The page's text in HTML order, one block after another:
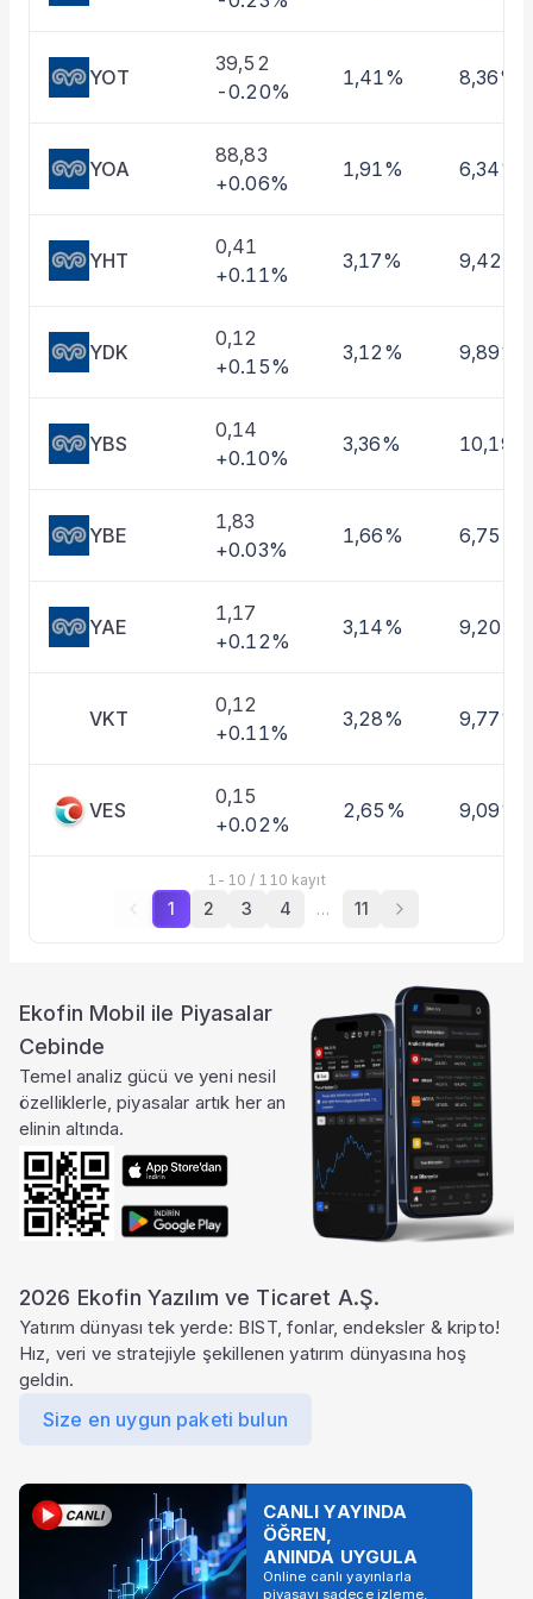
YOT
39,52
-0.20%
1,41% 8,36%
YOA
88,83
+0.06%
1,91% 6,34%
YHT
0,41
+0.11%
3,17% 9,42%
YDK
0,12
+0.15%
3,12% 9,89%
YBS
0,14
+0.10%
3,36% 10,19%
YBE
1,83
+0.03%
1,66% 6,75%
YAE
1,17
+0.12%
3,14% 9,20%
VKT
0,12
+0.11%
3,28% 9,77%
VES
0,15
+0.02%
2,65% 9,09%
1 - 10 / 110 kayıt
1 2 3 4 … 11
Ekofin Mobil ile Piyasalar
Cebinde
Temel analiz gücü ve yeni nesil
özelliklerle, piyasalar artık her an
elinin altında.
2026 Ekofin Yazılım ve Ticaret A.Ş.
Yatırım dünyası tek yerde: BIST, fonlar, endeksler & kripto!
Hız, veri ve stratejiyle şekillenen yatırım dünyasına hoş
geldin.
Size en uygun paketi bulun
CANLI YAYINDA
ÖĞREN,
ANINDA UYGULA
Online canlı yayınlarla
piyasayı sadece izleme,